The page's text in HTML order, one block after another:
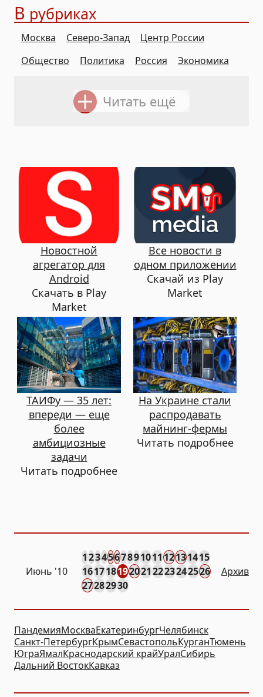
В рубриках
Москва Северо-Запад
Центр России
Общество
Политика Россия Экономика
Читать ещё
Новостной
агрегатор для
Android
Скачать в Play
Market
Все новости в
одном приложении
Скачай из Play
Market
ТАИФу — 35 лет:
впереди — еще
более
амбициозные
задачи
Читать подробнее
На Украине стали
распродавать
майнинг-фермы
Читать подробнее
Июнь '10
123456789101112131415
1617181920212223242526
27282930
Архив
ПандемияМоскваЕкатеринбургЧелябинск
Санкт-ПетербургКрымСевастопольКурганТюмень
ЮграЯмалКраснодарский крайУралСибирь
Дальний ВостокКавказ